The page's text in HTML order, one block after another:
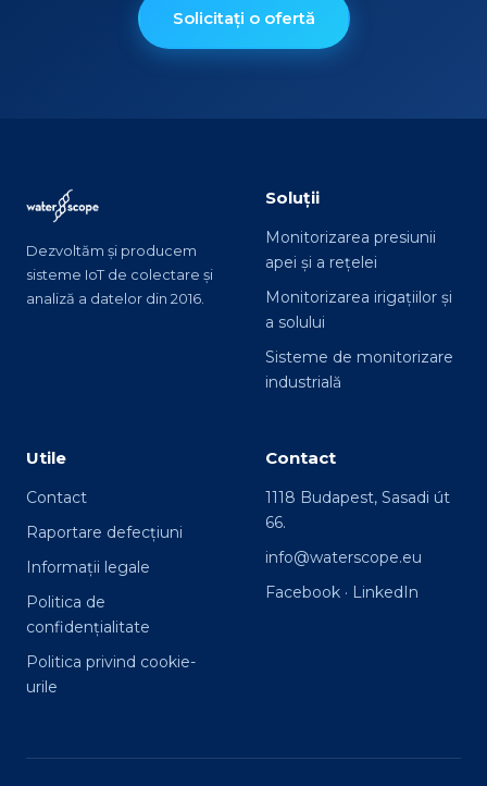
Solicitați o ofertă
Dezvoltăm și producem
sisteme IoT de colectare și
analiză a datelor din 2016.
Soluții
Monitorizarea presiunii
apei și a rețelei
Monitorizarea irigațiilor și
a solului
Sisteme de monitorizare
industrială
Utile
Contact
Raportare defecțiuni
Informații legale
Politica de
confidențialitate
Politica privind cookie-
urile
Contact
1118 Budapest, Sasadi út
66.
info@waterscope.eu
Facebook · LinkedIn